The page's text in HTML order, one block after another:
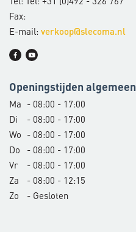
Fax:
E-mail: verkoop@slecoma.nl
Openingstijden algemeen
Ma
- 08:00 - 17:00
Di
- 08:00 - 17:00
Wo
- 08:00 - 17:00
Do
- 08:00 - 17:00
Vr
- 08:00 - 17:00
Za
- 08:00 - 12:15
Zo
- Gesloten